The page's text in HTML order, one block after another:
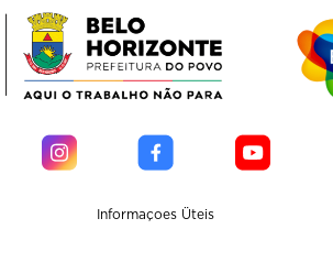
Informaçoes Üteis